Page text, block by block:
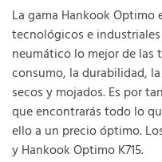
La gama Hankook
tecnológicos e
neumático lo mejor de las
consumo, la durabilidad,
secos y mojados. Es por
que encontrarás todo lo
ello a un precio óptimo.
y Hankook Optimo K715.